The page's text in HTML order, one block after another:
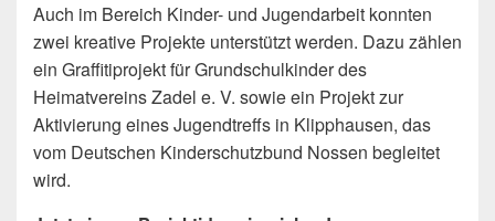
Auch im Bereich Kinder- und Jugendarbeit konnten
zwei kreative Projekte unterstützt werden. Dazu zählen
ein Graffitiprojekt für Grundschulkinder des
Heimatvereins Zadel e. V. sowie ein Projekt zur
Aktivierung eines Jugendtreffs in Klipphausen, das
vom Deutschen Kinderschutzbund Nossen begleitet
wird.